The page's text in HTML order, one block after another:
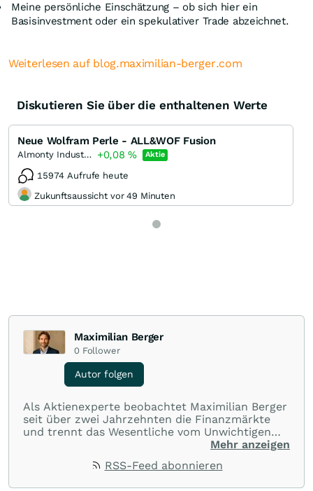
Meine persönliche Einschätzung – ob sich hier ein
Basisinvestment oder ein spekulativer Trade abzeichnet.
Weiterlesen auf blog.maximilian-berger.com
Diskutieren Sie über die enthaltenen Werte
Neue Wolfram Perle - ALL&WOF Fusion
Almonty Industries +0,08% Aktie
15974 Aufrufe heute
Zukunftsaussicht vor 49 Minuten
Maximilian Berger
0 Follower
Autor folgen
Als Aktienexperte beobachtet Maximilian Berger
seit über zwei Jahrzehnten die Finanzmärkte
und trennt das Wesentliche vom Unwichtigen
und liefert wöchentlich klare, unabhängige
und Renditen liefern.
Mehr anzeigen
RSS-Feed abonnieren